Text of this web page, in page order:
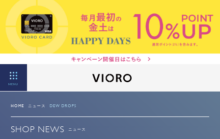
MENU
HOME ニュース DEW DROPS
SHOP NEWS ニュース